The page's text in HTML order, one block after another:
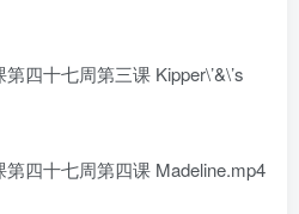
四十七周第三课 Kipper\’&\’s
四十七周第四课 Madeline.mp4